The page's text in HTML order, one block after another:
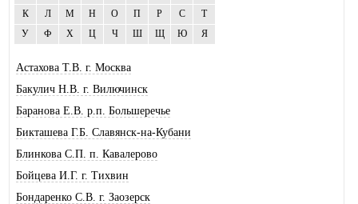
К
Л М Н О П Р С
Т
У
Ф Х Ц Ч Ш Щ Ю Я
Астахова Т.В. г. Москва
Бакулич Н.В. г. Вилючинск
Баранова Е.В. р.п. Большеречье
Бикташева Г.Б. Славянск-на-Кубани
Блинкова С.П. п. Кавалерово
Бойцева И.Г. г. Тихвин
Бондаренко С.В. г. Заозерск